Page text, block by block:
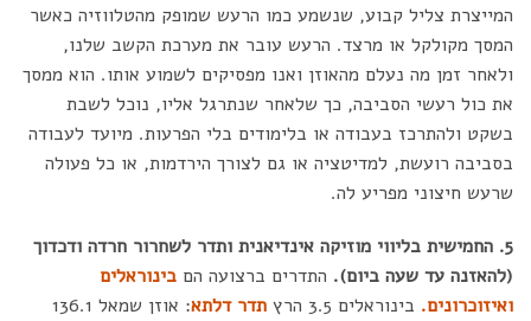
המייצרת צליל קבוע, שנשמע כמו הרעש שמופק מהטלווזיה כאשר
המסך מקולקל או מרצד. הרעש עובר את מערכת הקשב שלנו,
ולאחר זמן מה נעלם מהאוזן ואנו מפסיקים לשמוע אותו. הוא ממסך
את כול רעשי הסביבה, כך שלאחר שנתרגל אליו, נוכל לשבת
בשקט ולהתרכז בעבודה או בלימודים בלי הפרעות. מיועד לעבודה
בסביבה רועשת, למדיטציה או גם לצורך הירדמות, או כל פעולה
שרעש חיצוני מפריע לה.
5. החמישית בליווי מוזיקה אינדיאנית ותדר לשחרור חרדה ודכדוך
(להאזנה עד שעה ביום). התדרים ברצועה הם בינוראלים
ואיזוכרונים. בינוראלים 3.5 הרץ תדר דלתא
: אוזן שמאל 136.1